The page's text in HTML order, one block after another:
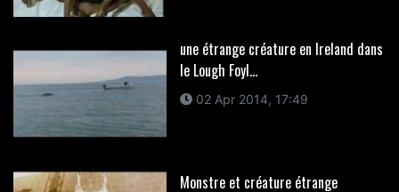
une étrange créature en Ireland dans
le Lough Foyl...
02 Apr 2014, 17:49
Monstre et créature étrange